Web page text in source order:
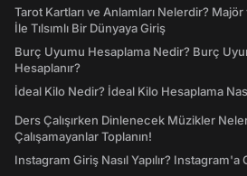
Tarot Kartları ve Anlamları Nelerdir?
İle Tılsımlı Bir Dünyaya Giriş
Burç Uyumu Hesaplama Nedir? Burç
Hesaplanır?
İdeal Kilo Nedir? İdeal Kilo Hesaplama
Ders Çalışırken Dinlenecek Müzikler
Çalışamayanlar Toplanın!
Instagram Giriş Nasıl Yapılır?